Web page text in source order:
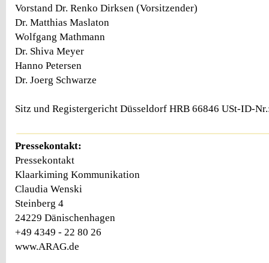
Vorstand Dr. Renko Dirksen (Vorsitzender)
Dr. Matthias Maslaton
Wolfgang Mathmann
Dr. Shiva Meyer
Hanno Petersen
Dr. Joerg Schwarze
Sitz und Registergericht Düsseldorf HRB 66846 USt-ID-
Pressekontakt:
Pressekontakt
Klaarkiming Kommunikation
Claudia Wenski
Steinberg 4
24229 Dänischenhagen
+49 4349 - 22 80 26
www.ARAG.de